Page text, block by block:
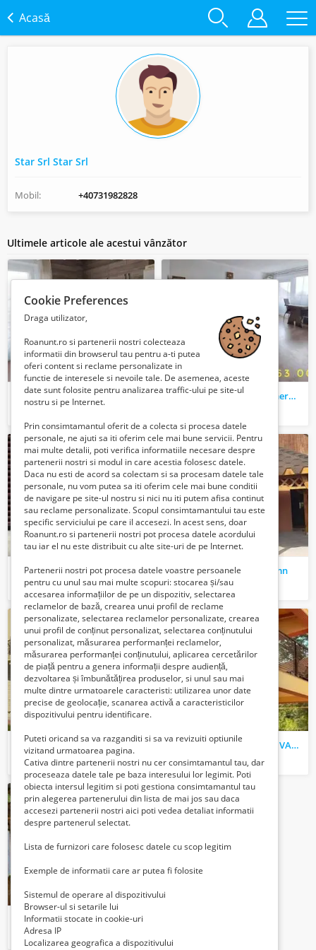
Acasă
Star Srl Star Srl
Mobil: +40731982828
Ultimele articole ale acestui vânzător
Apartament cu doua camere de inchiriat Apartament cu doua camere de vanzare
Confectionam din metal : garduri, porti, scari, rampe
350 Lei
Realizam foisoare din lemn
350 Lei
Constructii case, confectii metalice, foisoare si casute din lemn
1000 Lei
vândut
VILA /CASA CU 1 ETAJ -DE VANZARE
118000 Euro €
Casa parter de vanzare
Cookie Preferences
Draga utilizator,
Roanunt.ro si partenerii nostri colecteaza
informatii din browserul tau pentru a-ti putea
oferi content si reclame personalizate in
functie de interesele si nevoile tale. De asemenea, aceste
date sunt folosite pentru analizarea traffic-ului pe site-ul
nostru si pe Internet.
Prin consimtamantul oferit de a colecta si procesa datele
personale, ne ajuti sa iti oferim cele mai bune servicii. Pentru
mai multe detalii, poti verifica informatiile necesare despre
partenerii nostri si modul in care acestia folosesc datele.
Daca nu esti de acord sa colectam si sa procesam datele tale
personale, nu vom putea sa iti oferim cele mai bune conditii
de navigare pe site-ul nostru si nici nu iti putem afisa continut
sau reclame personalizate. Scopul consimtamantului tau este
specific serviciului pe care il accesezi. In acest sens, doar
Roanunt.ro si partenerii nostri pot procesa datele acordului
tau iar el nu este distribuit cu alte site-uri de pe Internet.
Partenerii nostri pot procesa datele voastre persoanele
pentru cu unul sau mai multe scopuri: stocarea și/sau
accesarea informațiilor de pe un dispozitiv, selectarea
reclamelor de bază, crearea unui profil de reclame
personalizate, selectarea reclamelor personalizate, crearea
unui profil de conținut personalizat, selectarea conținutului
personalizat, măsurarea performanței reclamelor,
măsurarea performanței conținutului, aplicarea cercetărilor
de piață pentru a genera informații despre audiență,
dezvoltarea și îmbunătățirea produselor, si unul sau mai
multe dintre urmatoarele caracteristi: utilizarea unor date
precise de geolocație, scanarea activă a caracteristicilor
dispozitivului pentru identificare.
Puteti oricand sa va razganditi si sa va revizuiti optiunile
vizitand urmatoarea pagina.
Cativa dintre partenerii nostri nu cer consimtamantul tau, dar
proceseaza datele tale pe baza interesului lor legimit. Poti
obiecta intersul legitim si poti gestiona consimtamantul tau
prin alegerea partenerului din lista de mai jos sau daca
accesezi partenerii nostri aici poti vedea detaliat informatii
despre partenerul selectat.
Lista de furnizori care folosesc datele cu scop legitim
Exemple de informatii care ar putea fi folosite
Sistemul de operare al dispozitivului
Browser-ul si setarile lui
Informatii stocate in cookie-uri
Adresa IP
Localizarea geografica a dispozitivului